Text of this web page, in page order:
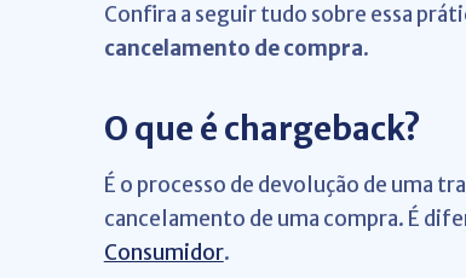
Confira a seguir tudo sobre essa
cancelamento de compra.
O que é chargeback?
É o processo de devolução de uma
cancelamento de uma compra. É
Consumidor.